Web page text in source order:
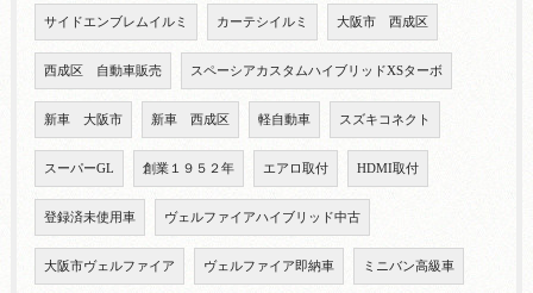
サイドエンブレムイルミ カーテシイルミ 大阪市 西成区
西成区 自動車販売 スペーシアカスタムハイブリッドXSターボ
新車 大阪市 新車 西成区 軽自動車 スズキコネクト
スーパーGL 創業１９５２年 エアロ取付 HDMI取付
登録済未使用車 ヴェルファイアハイブリッド中古
大阪市ヴェルファイア ヴェルファイア即納車 ミニバン高級車